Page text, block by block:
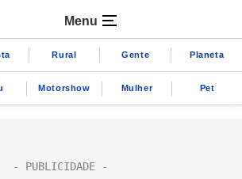
Menu
Rural Gente Planeta
Motorshow Mulher Pet